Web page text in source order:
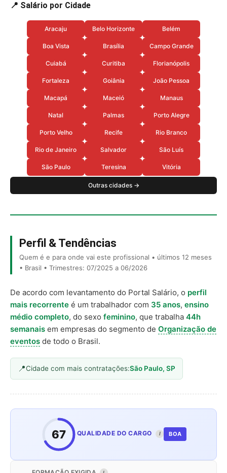
📍 Salário por Cidade
Aracaju Belo Horizonte Belém
Boa Vista Brasília Campo Grande
Cuiabá Curitiba Florianópolis
Fortaleza Goiânia João Pessoa
Macapá Maceió Manaus
Natal Palmas Porto Alegre
Porto Velho Recife Rio Branco
Rio de Janeiro Salvador São Luís
São Paulo Teresina Vitória
Outras cidades →
Perfil & Tendências
Quem é e para onde vai este profissional • últimos 12 meses
• Brasil • Trimestres: 07/2025 a 06/2026
De acordo com levantamento do Portal Salário, o perfil
mais recorrente é um trabalhador com 35 anos, ensino
médio completo, do sexo feminino, que trabalha 44h
semanais em empresas do segmento de Organização de
eventos de todo o Brasil.
Cidade com mais contratações:São Paulo, SP
67 QUALIDADE DO CARGO I BOA